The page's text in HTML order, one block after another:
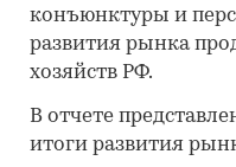
конъюнктуры и
развития рынка
хозяйств РФ.
В отчете
итоги развития